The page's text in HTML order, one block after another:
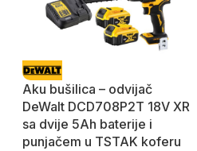
Aku bušilica – odvijač
DeWalt DCD708P2T 18V XR
sa dvije 5Ah baterije i
punjačem u TSTAK koferu